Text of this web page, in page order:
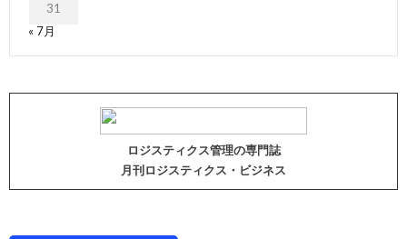
31
« 7月
ロジスティクス管理の専門誌
月刊ロジスティクス・ビジネス